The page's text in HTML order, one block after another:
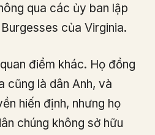
qua các ủy ban lập
của Virginia.
điểm khác. Họ đồng
cũng là dân Anh, và
hiến định, nhưng họ
chúng không sở hữu